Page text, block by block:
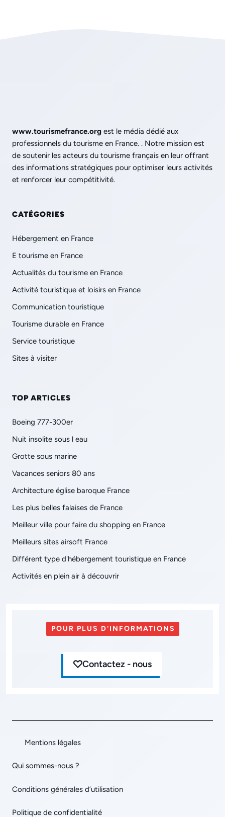
www.tourismefrance.org est le média dédié aux
professionnels du tourisme en France. . Notre mission est
de soutenir les acteurs du tourisme français en leur offrant
des informations stratégiques pour optimiser leurs activités
et renforcer leur compétitivité.
CATÉGORIES
Hébergement en France
E tourisme en France
Actualités du tourisme en France
Activité touristique et loisirs en France
Communication touristique
Tourisme durable en France
Service touristique
Sites à visiter
TOP ARTICLES
Boeing 777-300er
Nuit insolite sous l eau
Grotte sous marine
Vacances seniors 80 ans
Architecture église baroque France
Les plus belles falaises de France
Meilleur ville pour faire du shopping en France
Meilleurs sites airsoft France
Différent type d'hébergement touristique en France
Activités en plein air à découvrir
POUR PLUS D'INFORMATIONS
Contactez - nous
Mentions légales
Qui sommes-nous ?
Conditions générales d’utilisation
Politique de confidentialité